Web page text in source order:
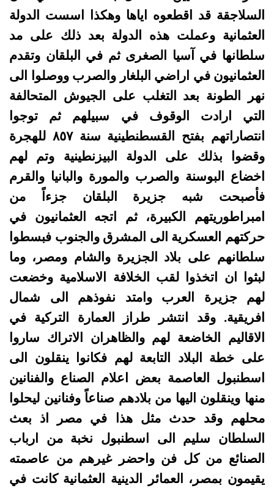
السلاجقة قد اقطعوه اياها وهكذا اسست الدولة
العثمانية وعملت هذه الدولة بعد ذلك على مد
سلطانها في آسيا الصغرى ثم في البلقان وتقدم
العثمانيون في اراضي البلغار والصرب ووصلوا الى
نهر الطونة بعد التغلب على الجيوش المتحالفة
التي ارادت الوقوف في سبيلهم ثم توجوا
انتصاراتهم بفتح القسطنطينية سنة ۸٥۷ للهجرة
وقضوا بذلك على الدولة البيزنطينية وتم لهم
اخضاع البوسنة والصرب والمورة والبانيا والقرم
فأصبحت شبه جزيرة البلقان جزءاً من
امبراطوريتهم الكبيرة، ثم اتجه العثمانيون في
حركتهم العسكرية الى المشرق والجنوب فبسطوا
سلطانهم على بلاد الجزيرة والشام ومصر، وما
لبثوا ان اتخذوا لقب الخلافة الاسلامية وخضعت
لهم جزيرة العرب وامتد نفوذهم الى شمال
افريقية. وقد انتشر طراز العمارة التركية في
الاقاليم الخاضعة لهم والظاهران الاتراك ساروا
على خطة البلاد التابعة لهم فكانوا ينقلون الى
اسطنبول العاصمة بعض اعلام الصناع والفنانين
منها وينقلون اليها من بلادهم صناعاً وفنانين ليحلوا
محلهم وقد حدث مثل هذا في مصر اذ بعث
السلطان سليم الى اسطنبول نخبة من ارباب
الصنائع من كل فن واحضر غيرهم من عاصمته
يقيمون بمصر، العمائر الدينية العثمانية كانت في